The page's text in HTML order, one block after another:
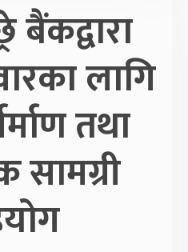
बैंकद्वारा
लागि
तथा